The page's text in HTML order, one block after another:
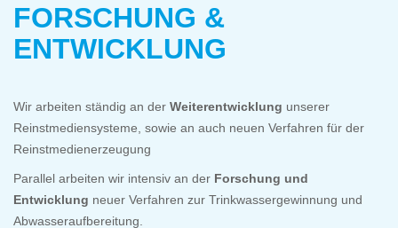
FORSCHUNG &
ENTWICKLUNG
Wir arbeiten ständig an der Weiterentwicklung unserer
Reinstmediensysteme, sowie an auch neuen Verfahren für der
Reinstmedienerzeugung
Parallel arbeiten wir intensiv an der Forschung und
Entwicklung neuer Verfahren zur Trinkwassergewinnung und
Abwasseraufbereitung.